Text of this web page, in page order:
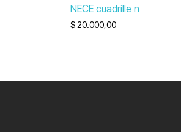
NECE cuadrille n
$ 20.000,00